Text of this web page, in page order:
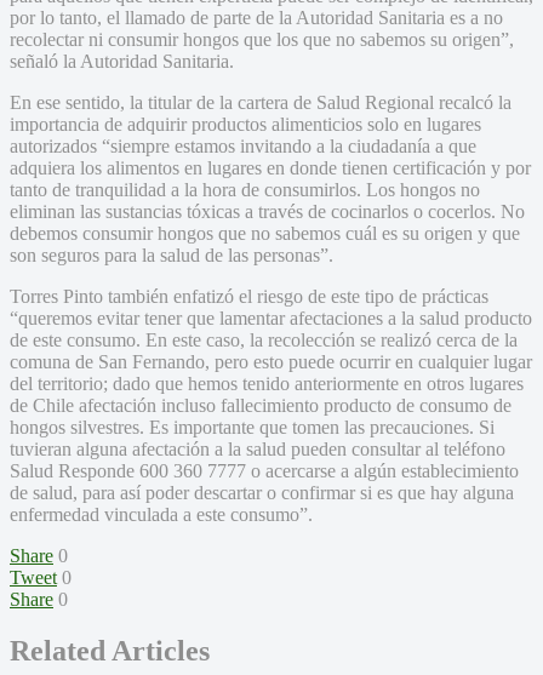
por lo tanto, el llamado de parte de la Autoridad Sanitaria es a no
recolectar ni consumir hongos que los que no sabemos su origen”,
señaló la Autoridad Sanitaria.
En ese sentido, la titular de la cartera de Salud Regional recalcó la
importancia de adquirir productos alimenticios solo en lugares
autorizados “siempre estamos invitando a la ciudadanía a que
adquiera los alimentos en lugares en donde tienen certificación y por
tanto de tranquilidad a la hora de consumirlos. Los hongos no
eliminan las sustancias tóxicas a través de cocinarlos o cocerlos. No
debemos consumir hongos que no sabemos cuál es su origen y que
son seguros para la salud de las personas”.
Torres Pinto también enfatizó el riesgo de este tipo de prácticas
“queremos evitar tener que lamentar afectaciones a la salud producto
de este consumo. En este caso, la recolección se realizó cerca de la
comuna de San Fernando, pero esto puede ocurrir en cualquier lugar
del territorio; dado que hemos tenido anteriormente en otros lugares
de Chile afectación incluso fallecimiento producto de consumo de
hongos silvestres. Es importante que tomen las precauciones. Si
tuvieran alguna afectación a la salud pueden consultar al teléfono
Salud Responde 600 360 7777 o acercarse a algún establecimiento
de salud, para así poder descartar o confirmar si es que hay alguna
enfermedad vinculada a este consumo”.
Share 0
Tweet 0
Share 0
Related Articles